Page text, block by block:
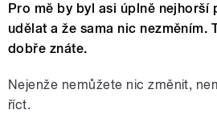
Pro mě by byl asi úplně nejhorší
udělat a že sama nic nezměním.
dobře znáte.
Nejenže nemůžete nic změnit,
říct.